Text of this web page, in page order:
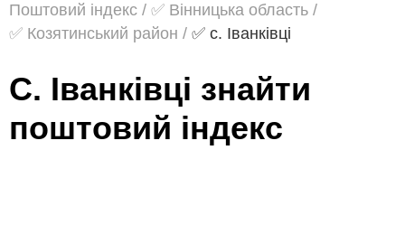
Поштовий індекс / ✅ Вінницька область /
✅ Козятинський район / ✅ с. Іванківці
с. Іванківці знайти
поштовий індекс